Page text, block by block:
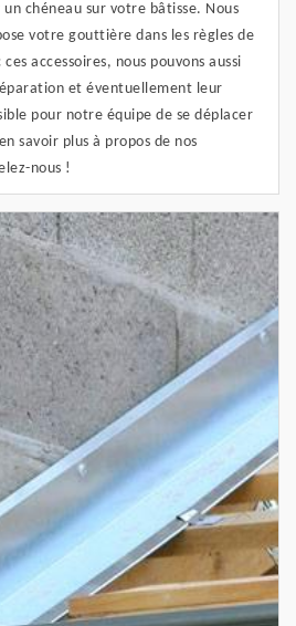
chéneau sur votre bâtisse. Nous
votre gouttière dans les règles de
accessoires, nous pouvons aussi
et éventuellement leur
pour notre équipe de se déplacer
savoir plus à propos de nos
nous !